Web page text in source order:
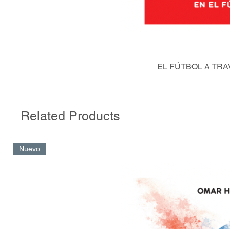
EL FÚTBOL A
Related Products
Nuevo